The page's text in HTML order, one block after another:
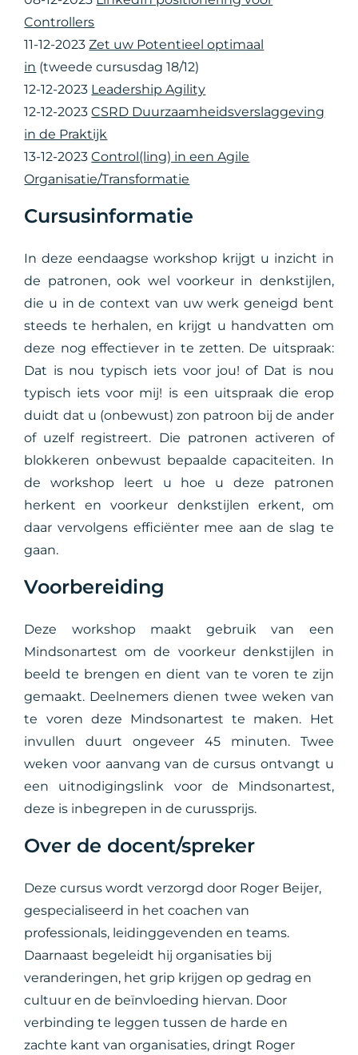
Controllers
11-12-2023Zet uw Potentieel optimaal
in (tweede cursusdag 18/12)
12-12-2023 Leadership Agility
12-12-2023CSRD Duurzaamheidsverslaggeving
in de Praktijk
13-12-2023Control(ling) in een Agile
Organisatie/Transformatie
Cursusinformatie
In deze eendaagse workshop krijgt u inzicht in
de patronen, ook wel voorkeur in denkstijlen,
die u in de context van uw werk geneigd bent
steeds te herhalen, en krijgt u handvatten om
deze nog effectiever in te zetten. De uitspraak:
Dat is nou typisch iets voor jou! of Dat is nou
typisch iets voor mij! is een uitspraak die erop
duidt dat u (onbewust) zon patroon bij de ander
of uzelf registreert. Die patronen activeren of
blokkeren onbewust bepaalde capaciteiten. In
de workshop leert u hoe u deze patronen
herkent en voorkeur denkstijlen erkent, om
daar vervolgens efficiënter mee aan de slag te
gaan.
Voorbereiding
Deze workshop maakt gebruik van een
Mindsonartest om de voorkeur denkstijlen in
beeld te brengen en dient van te voren te zijn
gemaakt. Deelnemers dienen twee weken van
te voren deze Mindsonartest te maken. Het
invullen duurt ongeveer 45 minuten. Twee
weken voor aanvang van de cursus ontvangt u
een uitnodigingslink voor de Mindsonartest,
deze is inbegrepen in de curussprijs.
Over de docent/spreker
Deze cursus wordt verzorgd door Roger Beijer,
gespecialiseerd in het coachen van
professionals, leidinggevenden en teams.
Daarnaast begeleidt hij organisaties bij
veranderingen, het grip krijgen op gedrag en
cultuur en de beïnvloeding hiervan. Door
verbinding te leggen tussen de harde en
zachte kant van organisaties, dringt Roger